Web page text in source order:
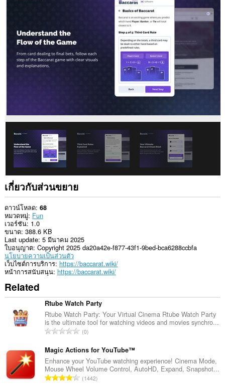
เว็บไซต์
ทั้งหมด
เกี่ยวกับส่วนขยาย
ดาวน์โหลด 68
หมวดหมู่ Fun
เวอร์ชัน 1.0
ขนาด 388.6 KB
Last update 5 มีนาคม 2025
ใบอนุญาต Copyright 2025 da20a42e-f877-43f1-9bed-bca6288ccbfa
นโยบายความเป็นส่วนตัว
เว็บไซต์การบริการ https://baccarat.wiki/
หน้าการสนับสนุน https://baccarat.wiki/
Related
Rtube Watch Party
Rtube Watch Party: Your Virtual Cinema Rtube Watch Party
is the ultimate tool for watching videos and movies synchro...
จำ
ว
น
ค
ะ
0
Magic Actions for YouTube™
Enhance your YouTube watching experience! Cinema Mode,
Mouse Wheel Volume Control, AutoHD, Expand, Snapshot...
จำ1442